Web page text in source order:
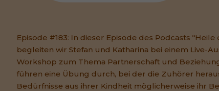
Episode #183: In dieser Episode des Podcasts
begleiten wir Stefan und Katharina bei einem Live-
Workshop zum Thema Partnerschaft und
führen eine Übung durch, bei der die Zuhörer
Bedürfnisse aus ihrer Kindheit möglicherweise ihr